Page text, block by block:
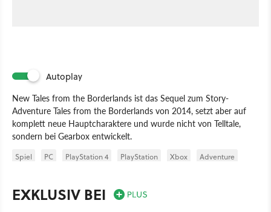
Autoplay
New Tales from the Borderlands ist das Sequel zum Story-
Adventure Tales from the Borderlands von 2014, setzt aber auf
komplett neue Hauptcharaktere und wurde nicht von Telltale,
sondern bei Gearbox entwickelt.
Spiel PC PlayStation 4 PlayStation Xbox
Adventure
EXKLUSIV BEI